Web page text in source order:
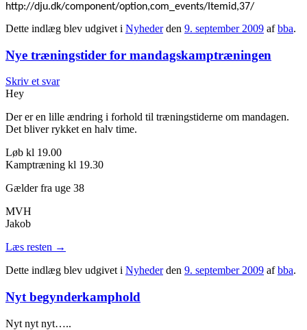
http://dju.dk/component/option,com_events/Itemid,37/
Dette indlæg blev udgivet i Nyhederden 9. september 2009 afbba.
Nye træningstider for mandagskamptræningen
Skriv et svar
Hey
Der er en lille ændring i forhold til træningstiderne om mandagen.
Det bliver rykket en halv time.
Løb kl 19.00
Kamptræning kl 19.30
Gælder fra uge 38
MVH
Jakob
Læs resten →
Dette indlæg blev udgivet i Nyhederden 9. september 2009 afbba.
Nyt begynderkamphold
Nyt nyt nyt…..